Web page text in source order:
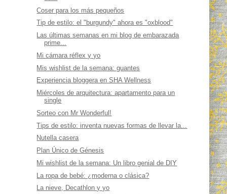
Coser para los más pequeños
Tip de estilo: el "burgundy" ahora es "oxblood"
Las últimas semanas en mi blog de embarazada
prime...
Mi cámara réflex y yo
Mis wishlist de la semana: guantes
Experiencia bloggera en SHA Wellness
Miércoles de arquitectura: apartamento para un
single
Sorteo con Mr Wonderful!
Tips de estilo: inventa nuevas formas de llevar la...
Nutella casera
Plan Único de Génesis
Mi wishlist de la semana: Un libro genial de DIY
La ropa de bebé: ¿moderna o clásica?
La nieve, Decathlon y yo